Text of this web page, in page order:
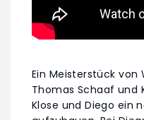
Ein Meisterstück von
Thomas Schaaf und
Klose und Diego ein